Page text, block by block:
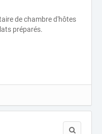
de chambre d'hôtes
préparés.